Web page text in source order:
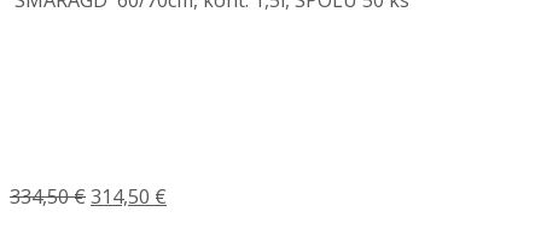
334,50€Pôvodná
314,50 €